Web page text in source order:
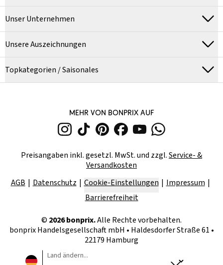
Unser Unternehmen
Unsere Auszeichnungen
Topkategorien / Saisonales
MEHR VON BONPRIX AUF
Preisangaben inkl. gesetzl. MwSt. und zzgl.Service- &
Versandkosten
AGB
Datenschutz Cookie-Einstellungen
Impressum
Barrierefreiheit
© 2026bonprix.Alle Rechte vorbehalten.
bonprix Handelsgesellschaft mbH • Haldesdorfer Straße 61 •
22179 Hamburg
Land ändern...